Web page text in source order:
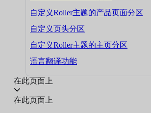
自定义Roller主题的产品页面分区
自定义页头分区
自定义Roller主题的主页分区
语言翻译功能
在此页面上
在此页面上